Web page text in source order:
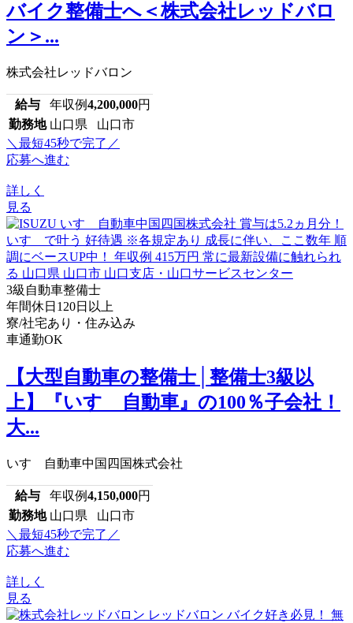
バイク整備士へ＜株式会社レッドバロ
ン＞...
株式会社レッドバロン
給与 年収例4,200,000円
勤務地 山口県 山口市
＼最短45秒で完了／
応募へ進む
詳しく
見る
3級自動車整備士
年間休日120日以上
寮/社宅あり・住み込み
車通勤OK
【大型自動車の整備士│整備士3級以
上】『いすゞ自動車』の100％子会社！
大...
いすゞ自動車中国四国株式会社
給与 年収例4,150,000円
勤務地 山口県 山口市
＼最短45秒で完了／
応募へ進む
詳しく
見る